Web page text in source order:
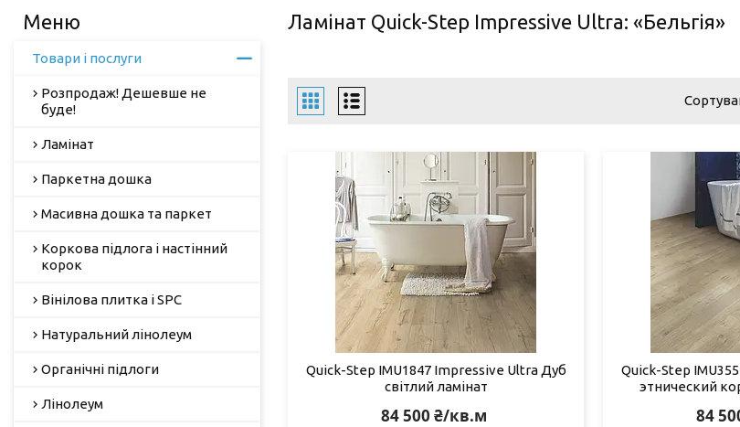
Ламінат Quick-Step Impressive Ultra: «Бельгія»
Quick-Step IMU1847 Impressive Ultra Дуб
світлий ламінат
84 500 ₴/кв.м
Quick-Step
этнический
84
Товари і послуги
Розпродаж! Дешевше не
буде!
Ламінат
Паркетна дошка
Масивна дошка та паркет
Коркова підлога і настінний
корок
Вінілова плитка і SPC
Натуральний лінолеум
Органічні підлоги
Лінолеум